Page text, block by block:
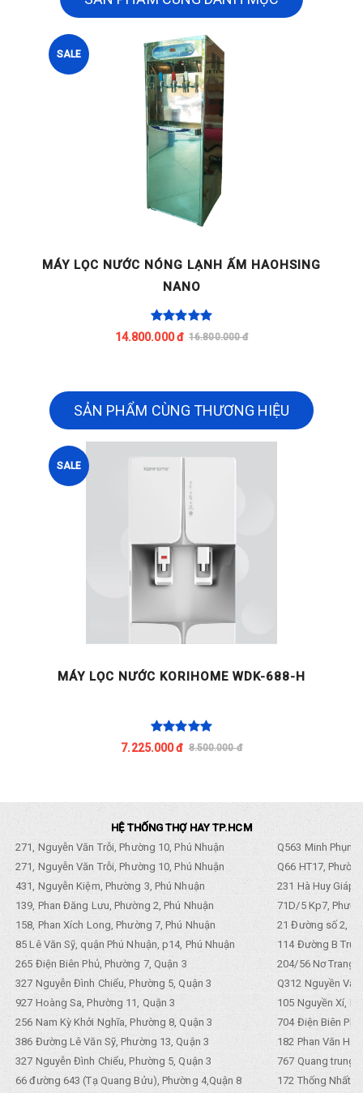
SALE
MÁY LỌC NƯỚC NÓNG LẠNH ẤM HAOHSING
NANO
14.800.000 đ 16.800.000 đ
SẢN PHẨM CÙNG THƯƠNG HIỆU
SALE
MÁY LỌC NƯỚC KORIHOME WDK-688-H
7.225.000 đ 8.500.000 đ
HỆ THỐNG THỢ HAY TP.HCM
271, Nguyễn Văn Trỗi, Phường 10, Phú Nhuận
Q563 Minh
271, Nguyễn Văn Trỗi, Phường 10, Phú Nhuận
Q66 HT17,
431, Nguyễn Kiệm, Phường 3, Phú Nhuận
231 Hà Huy Giáp,
139, Phan Đăng Lưu, Phường 2, Phú Nhuận
71D/5 Kp7,
158, Phan Xích Long, Phường 7, Phú Nhuận
21 Đường số 2,
85 Lê Văn Sỹ, quận Phú Nhuận, p14, Phú Nhuận
114 Đường B
265 Điện Biên Phủ, Phường 7, Quận 3
204/56 Nơ Trang
327 Nguyễn Đình Chiểu, Phường 5, Quận 3
Q312 Nguyền
927 Hoàng Sa, Phường 11, Quận 3
105 Nguyền Xí,
256 Nam Kỳ Khởi Nghĩa, Phường 8, Quận 3
704 Điện Biên
386 Đường Lê Văn Sỹ, Phường 13, Quận 3
182 Phan Văn
327 Nguyễn Đình Chiểu, Phường 5, Quận 3
767 Quang trung,
66 đường 643 (Tạ Quang Bửu), Phường 4,Quận 8
172 Thống Nhất.